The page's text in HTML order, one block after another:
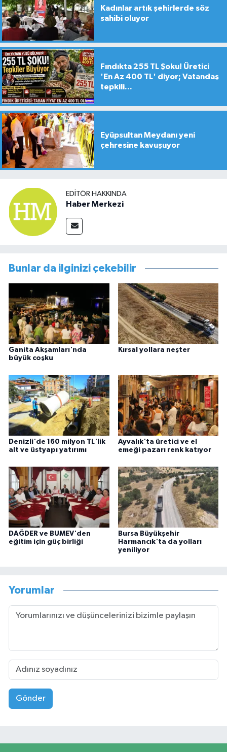
Kadınlar artık şehirlerde söz
sahibi oluyor
Fındıkta 255 TL Şoku! Üretici
'En Az 400 TL' diyor; Vatandaş
tepkili...
Eyüpsultan Meydanı yeni
çehresine kavuşuyor
EDITÖR HAKKINDA
Haber Merkezi
Bunlar da ilginizi çekebilir
Ganita Akşamları'nda
büyük coşku
Kırsal yollara neşter
Denizli'de 160 milyon TL'lik
alt ve üstyapı yatırımı
Ayvalık'ta üretici ve el
emeği pazarı renk katıyor
DAĞDER ve BUMEV'den
eğitim için güç birliği
Bursa Büyükşehir
Harmancık'ta da yolları
yeniliyor
Yorumlar
Gönder